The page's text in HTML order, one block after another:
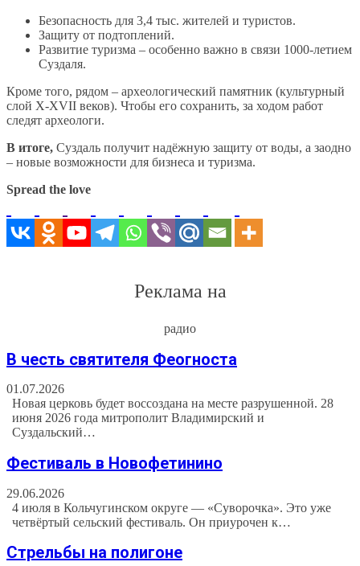
Безопасность для 3,4 тыс. жителей и туристов.
Защиту от подтоплений.
Развитие туризма – особенно важно в связи 1000-летием
Суздаля.
Кроме того, рядом – археологический памятник (культурный
слой X-XVII веков). Чтобы его сохранить, за ходом работ
следят археологи.
В итоге, Суздаль получит надёжную защиту от воды, а заодно
– новые возможности для бизнеса и туризма.
Spread the love
Реклама на
радио
В честь святителя Феогноста
01.07.2026
Новая церковь будет воссоздана на месте разрушенной. 28
июня 2026 года митрополит Владимирский и
Суздальский…
Фестиваль в Новофетинино
29.06.2026
4 июля в Кольчугинском округе — «Суворочка». Это уже
четвёртый сельский фестиваль. Он приурочен к…
Стрельбы на полигоне